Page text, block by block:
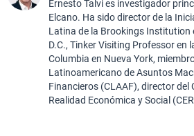
Ernesto Talvi es investigador
Elcano. Ha sido director de la
Latina de la Brookings Institution
D.C., Tinker Visiting Professor en
Columbia en Nueva York,
Latinoamericano de Asuntos
Financieros (CLAAF), director del
Realidad Económica y Social